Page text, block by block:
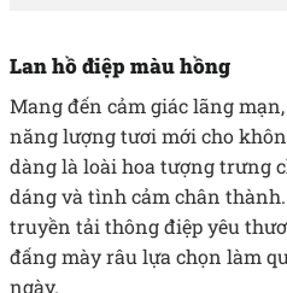
Lan hồ điệp màu hồng
Mang đến cảm giác lãng
năng lượng tươi mới cho
dàng là loài hoa tượng trưng
dáng và tình cảm chân
truyền tải thông điệp yêu
đấng mày râu lựa chọn làm
ngày.